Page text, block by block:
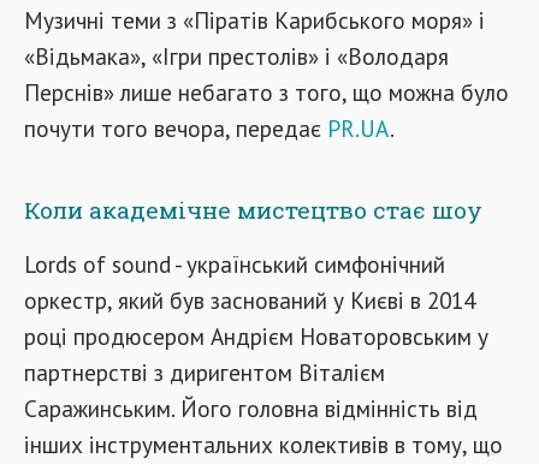
Музичні теми з «Піратів Карибського моря» і
«Відьмака», «Ігри престолів» і «Володаря
Перснів» лише небагато з того, що можна було
почути того вечора, передає PR.UA.
Коли академічне мистецтво стає шоу
Lords of sound - український симфонічний
оркестр, який був заснований у Києві в 2014
році продюсером Андрієм Новаторовським у
партнерстві з диригентом Віталієм
Саражинським. Його головна відмінність від
інших інструментальних колективів в тому, що